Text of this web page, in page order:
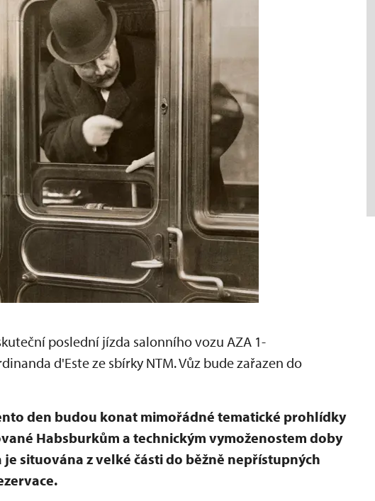
poslední jízda salonního vozu AZA 1-
d'Este ze sbírky NTM. Vůz bude zařazen do
den budou konat mimořádné tematické prohlídky
Habsburkům a technickým vymoženostem doby
je situována z velké části do běžně nepřístupných